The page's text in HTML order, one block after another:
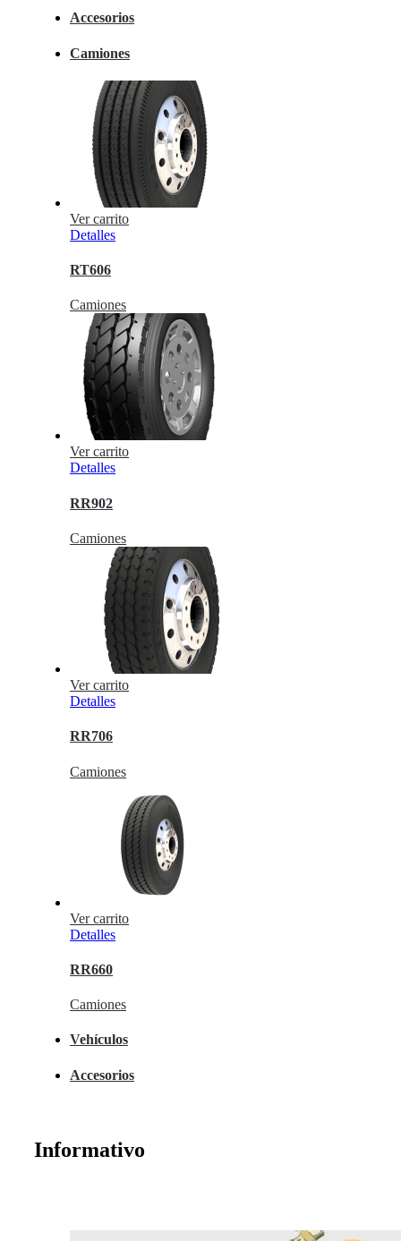
Accesorios
Camiones
Ver carrito
Detalles
RT606
Camiones
Ver carrito
Detalles
RR902
Camiones
Ver carrito
Detalles
RR706
Camiones
Ver carrito
Detalles
RR660
Camiones
Vehículos
Accesorios
Informativo